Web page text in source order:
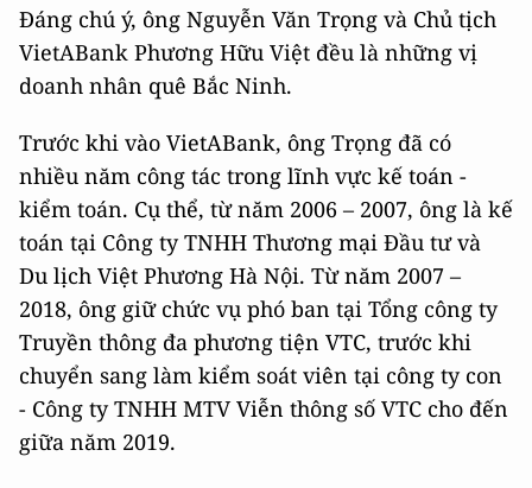
Đáng chú ý, ông Nguyễn Văn Trọng và Chủ tịch
VietABank Phương Hữu Việt đều là những vị
doanh nhân quê Bắc Ninh.
Trước khi vào VietABank, ông Trọng đã có
nhiều năm công tác trong lĩnh vực kế toán -
kiểm toán. Cụ thể, từ năm 2006 – 2007, ông là kế
toán tại Công ty TNHH Thương mại Đầu tư và
Du lịch Việt Phương Hà Nội. Từ năm 2007 –
2018, ông giữ chức vụ phó ban tại Tổng công ty
Truyền thông đa phương tiện VTC, trước khi
chuyển sang làm kiểm soát viên tại công ty con
- Công ty TNHH MTV Viễn thông số VTC cho đến
giữa năm 2019.